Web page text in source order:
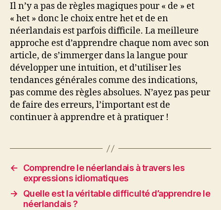
Il n’y a pas de règles magiques pour « de » et
« het » donc le choix entre het et de en
néerlandais est parfois difficile. La meilleure
approche est d’apprendre chaque nom avec son
article, de s’immerger dans la langue pour
développer une intuition, et d’utiliser les
tendances générales comme des indications,
pas comme des règles absolues. N’ayez pas peur
de faire des erreurs, l’important est de
continuer à apprendre et à pratiquer !
←
Comprendre le néerlandais à travers les
expressions idiomatiques
→
Quelle est la véritable difficulté d’apprendre le
néerlandais ?